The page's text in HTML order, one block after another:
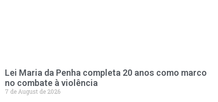
Lei Maria da Penha completa 20 anos como marco
no combate à violência
7 de August de 2026